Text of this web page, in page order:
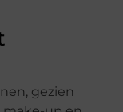
gezien